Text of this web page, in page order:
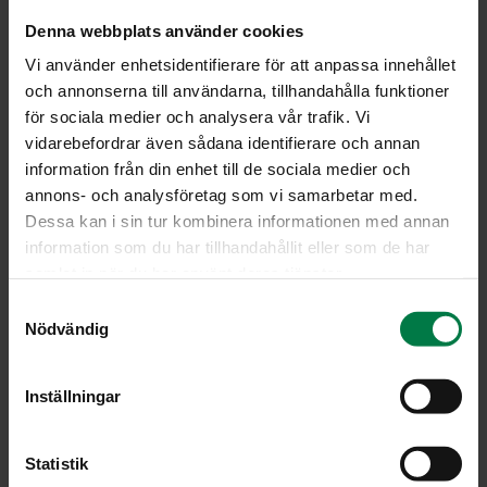
Denna webbplats använder cookies
Vi använder enhetsidentifierare för att anpassa innehållet
och annonserna till användarna, tillhandahålla funktioner
för sociala medier och analysera vår trafik. Vi
vidarebefordrar även sådana identifierare och annan
information från din enhet till de sociala medier och
annons- och analysföretag som vi samarbetar med.
Dessa kan i sin tur kombinera informationen med annan
information som du har tillhandahållit eller som de har
Nödvändig
Inställningar
Statistik
viinin vedellä (2 dl) ja sitruunamehulla (2 tl). Leikkaa
vaniljatanko pituussuunnassa halki ja rapsuta sisältä
siemeniä liemeen. Laita myös tanko liemeen ja lisää
raparperi.
Keitä hiljalleen 5 – 10 minuuttia. Vältä sekoittamista.
Jäähdytä hilloke ja viipaloi joukkoon tuoreet,
huuhdellut mansikat. Poista vaniljatanko. Tarjoa hiukan
pehmenneen jäätelön kanssa.
Ohje: Kotimaiset Kasvikset ry